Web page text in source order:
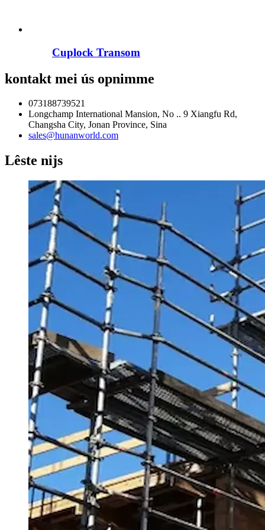
Cuplock Transom
kontakt mei ús opnimme
073188739521
Longchamp International Mansion, No .. 9 Xiangfu Rd,
Changsha City, Jonan Province, Sina
sales@hunanworld.com
Lêste nijs